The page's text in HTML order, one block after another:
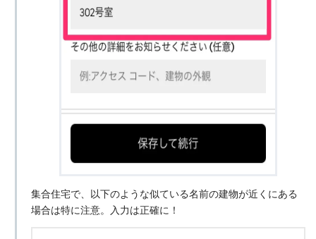
集合住宅で、以下のような似ている名前の建物が近くにある
場合は特に注意。入力は正確に！